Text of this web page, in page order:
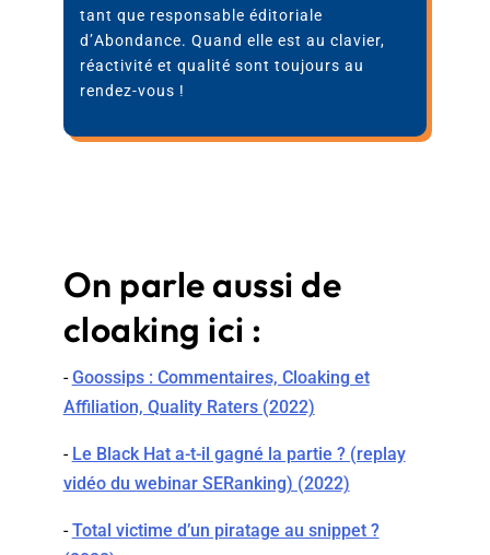
tant que responsable éditoriale
d’Abondance. Quand elle est au clavier,
réactivité et qualité sont toujours au
rendez-vous !
On parle aussi de
cloaking ici :
-Goossips : Commentaires, Cloaking et
Affiliation, Quality Raters (2022)
- Le Black Hat a-t-il gagné la partie ? (replay
vidéo du webinar SERanking) (2022)
-Total victime d’un piratage au snippet ?